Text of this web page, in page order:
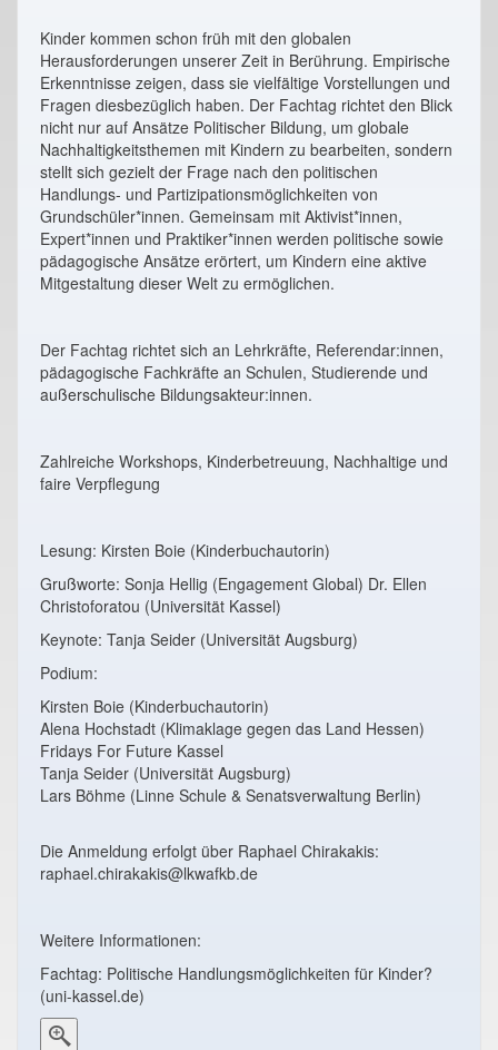
Kinder kommen schon früh mit den globalen
Herausforderungen unserer Zeit in Berührung. Empirische
Erkenntnisse zeigen, dass sie vielfältige Vorstellungen und
Fragen diesbezüglich haben. Der Fachtag richtet den Blick
nicht nur auf Ansätze Politischer Bildung, um globale
Nachhaltigkeitsthemen mit Kindern zu bearbeiten, sondern
stellt sich gezielt der Frage nach den politischen
Handlungs- und Partizipationsmöglichkeiten von
Grundschüler*innen. Gemeinsam mit Aktivist*innen,
Expert*innen und Praktiker*innen werden politische sowie
pädagogische Ansätze erörtert, um Kindern eine aktive
Mitgestaltung dieser Welt zu ermöglichen.
Der Fachtag richtet sich an Lehrkräfte, Referendar:innen,
pädagogische Fachkräfte an Schulen, Studierende und
außerschulische Bildungsakteur:innen.
Zahlreiche Workshops, Kinderbetreuung, Nachhaltige und
faire Verpflegung
Lesung: Kirsten Boie (Kinderbuchautorin)
Grußworte: Sonja Hellig (Engagement Global) Dr. Ellen
Christoforatou (Universität Kassel)
Keynote: Tanja Seider (Universität Augsburg)
Podium:
Kirsten Boie (Kinderbuchautorin)
Alena Hochstadt (Klimaklage gegen das Land Hessen)
Fridays For Future Kassel
Tanja Seider (Universität Augsburg)
Lars Böhme (Linne Schule & Senatsverwaltung Berlin)
Die Anmeldung erfolgt über Raphael Chirakakis:
raphael.chirakakis@lkwafkb.de
Weitere Informationen:
Fachtag: Politische Handlungsmöglichkeiten für Kinder?
(uni-kassel.de)